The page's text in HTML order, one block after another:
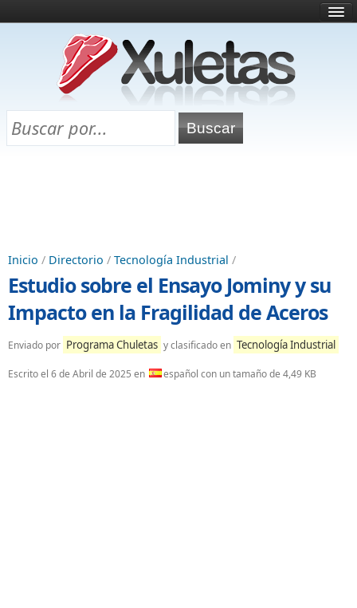
¿Qué es esto?
Directorio
Chuletas para exámenes
Inicio / Directorio / Tecnología Industrial /
Estudio sobre el Ensayo Jominy y su
Impacto en la Fragilidad de Aceros
Enviado por Programa Chuletas y clasificado en Tecnología Industrial
Escrito el 6 de Abril de 2025 en español con un tamaño de 4,49 KB